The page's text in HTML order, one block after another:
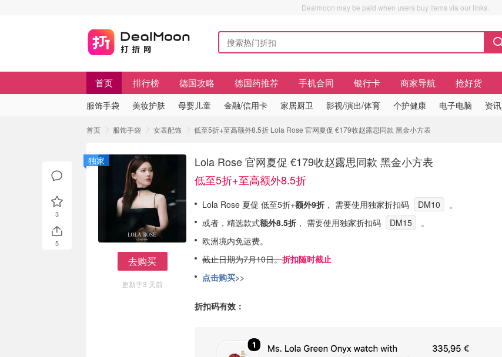
Dealmoon may be paid when users buy items via our links.
首页 排行榜 德国攻略 德国药推荐 手机合同 银行卡 商家导航 抢好货
服饰手袋 美妆护肤 母婴儿童 金融/信用卡 家居厨卫 影视/演出/体育 个护健康 电子电脑 资讯
首页 服饰手袋 女表配饰 低至5折+至高额外8.5折 Lola Rose 官网夏促 €179收赵露思同款 黑金小方表
去购买
更新于3 天前
独家
Lola Rose 官网夏促 €179收赵露思同款 黑金小方表
低至5折+至高额外8.5折
Lola Rose 夏促 低至5折+额外9折 ， 需要使用独家折扣码 DM10
。
或者，精选款式额外8.5折 ， 需要使用独家折扣码 DM15
。
欧洲境内免运费。
截止日期为7月10日。折扣随时截止
点击购买>>
折扣码有效：
3
5